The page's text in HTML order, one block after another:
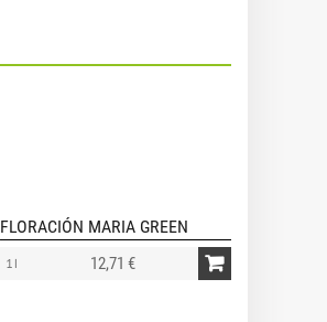
FLORACIÓN MARIA GREEN
1 l 12,71 €